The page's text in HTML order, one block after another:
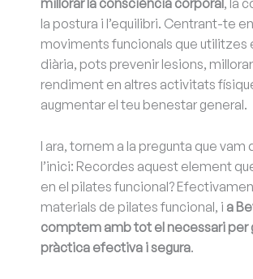
millorar la consciència corporal , la
la postura i l’equilibri. Centrant-te
moviments funcionals que utilitzes
diària, pots prevenir lesions,
rendiment en altres activitats
augmentar el teu benestar general.
I ara, tornem a la pregunta que vam
l’inici: Recordes aquest element
en el pilates funcional?
materials de pilates funcional, i a
comptem amb tot el necessari per
pràctica efectiva i segura.